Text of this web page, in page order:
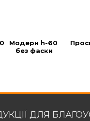
Модерн h-60
без фаски
ДЛЯ